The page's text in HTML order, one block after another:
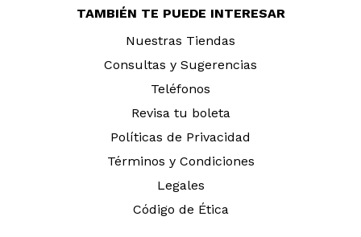
TAMBIÉN TE PUEDE INTERESAR
Nuestras Tiendas
Consultas y Sugerencias
Teléfonos
Revisa tu boleta
Políticas de Privacidad
Términos y Condiciones
Legales
Código de Ética